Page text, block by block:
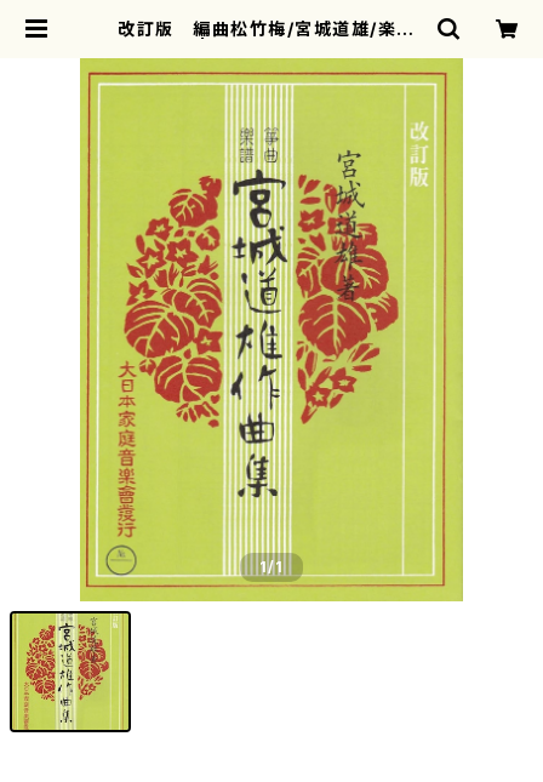
改訂版 編曲松竹梅/宮城道雄/楽譜）
1/1